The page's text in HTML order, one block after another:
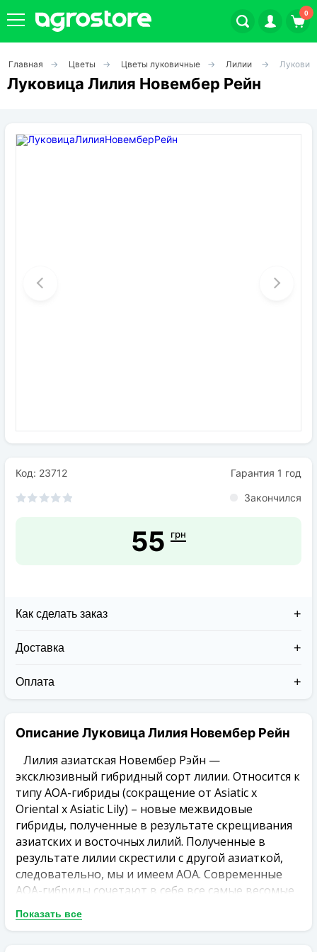
0
Плодовые кустарники
Главная Цветы Цветы луковичные Лилии
Луковица Лилия Новембер Рейн
Код: 23712 Гарантия 1 год
Закончился
55 грн
Как сделать заказ
Доставка
курьерскими службами:
транспортировки вплоть до 14 дней (с учётом
хранения на складе).
Оплата
На карту приват банка перед отправкой;
По выставленному счёту (реквизитам
юридического лица);
Описание Луковица Лилия Новембер Рейн
Лилия азиатская Новембер Рэйн —
эксклюзивный гибридный сорт лилии. Относится к
типу АОА-гибриды (сокращение от Asiatic x
Oriental x Asiatic Lily) – новые межвидовые
гибриды, полученные в результате скрещивания
азиатских и восточных лилий. Полученные в
результате лилии скрестили с другой азиаткой,
следовательно, мы и имеем AOA. Современные
АОА-гибриды сочетают в себе все самые весомые
преимущества от родительских видов. Главным
из достоинств считается их необычайная
Показать все